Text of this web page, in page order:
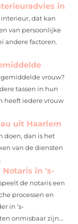
in
dat kan
van persoonlijke
andere factoren.
gemiddelde vrouw?
tassen in hun
heeft iedere vrouw
uit Haarlem
doen, dan is het
van de diensten
Notaris in 's-
de notaris een
processen en
in ‘s-
onmisbaar zijn...